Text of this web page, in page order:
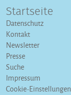
Startseite
Datenschutz
Kontakt
Newsletter
Presse
Suche
Impressum
Cookie-Einstellungen